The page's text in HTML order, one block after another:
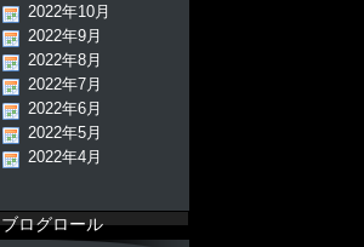
2022年10月
2022年9月
2022年8月
2022年7月
2022年6月
2022年5月
2022年4月
ブログロール